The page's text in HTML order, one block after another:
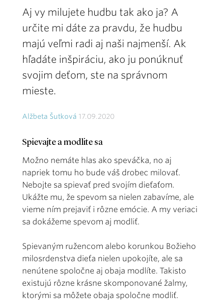
Aj vy milujete hudbu tak ako ja? A
určite mi dáte za pravdu, že hudbu
majú veľmi radi aj naši najmenší. Ak
hľadáte inšpiráciu, ako ju ponúknuť
svojim deťom, ste na správnom
mieste.
Alžbeta Šutková 17.09.2020
Spievajte a modlite sa
Možno nemáte hlas ako speváčka, no aj
napriek tomu ho bude váš drobec milovať.
Nebojte sa spievať pred svojím dieťaťom.
Ukážte mu, že spevom sa nielen zabavíme, ale
vieme ním prejaviť i rôzne emócie. A my veriaci
sa dokážeme spevom aj modliť.
Spievaným ružencom alebo korunkou Božieho
milosrdenstva dieťa nielen upokojíte, ale sa
nenútene spoločne aj obaja modlíte. Takisto
existujú rôzne krásne skomponované žalmy,
ktorými sa môžete obaja spoločne modliť.